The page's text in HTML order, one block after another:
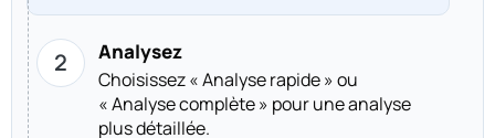
Analysez
Choisissez « Analyse rapide » ou
« Analyse complète » pour une analyse
plus détaillée.